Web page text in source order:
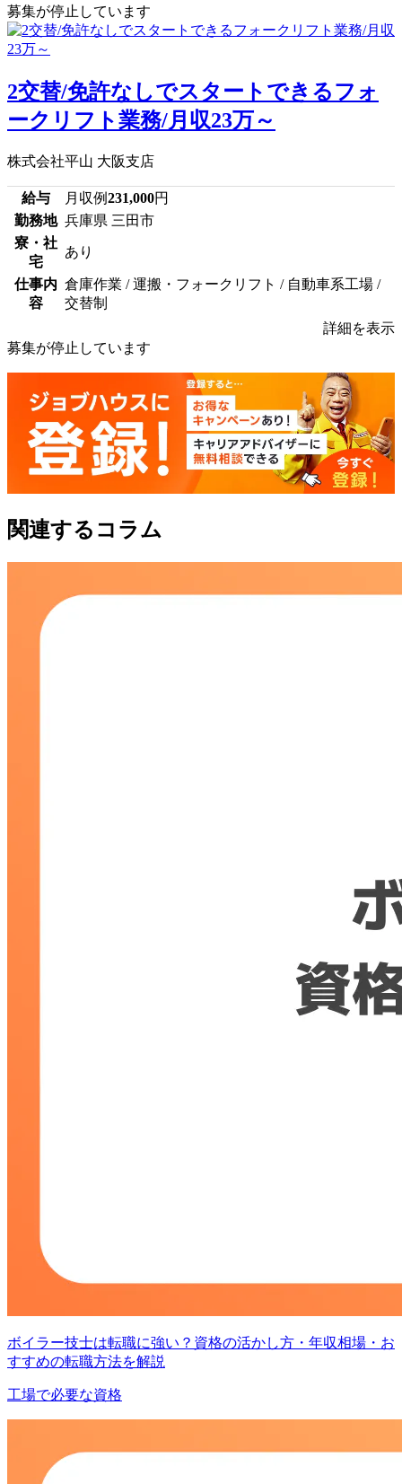
募集が停止しています
2交替/免許なしでスタートできるフォ
ークリフト業務/月収23万～
株式会社平山 大阪支店
給与 月収例231,000円
勤務地 兵庫県 三田市
寮・社
宅
あり
仕事内
容
倉庫作業 / 運搬・フォークリフト / 自動車系工場 /
交替制
詳細を表示
募集が停止しています
関連するコラム
ボイラー技士は転職に強い？資格の活かし方・年収相場・お
すすめの転職方法を解説
工場で必要な資格